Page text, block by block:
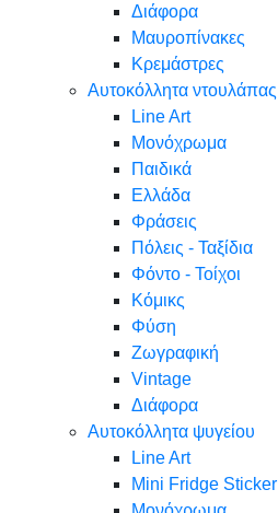
Διάφορα
Μαυροπίνακες
Κρεμάστρες
Αυτοκόλλητα ντουλάπας
Line Art
Μονόχρωμα
Παιδικά
Ελλάδα
Φράσεις
Πόλεις - Ταξίδια
Φόντο - Τοίχοι
Κόμικς
Φύση
Ζωγραφική
Vintage
Διάφορα
Αυτοκόλλητα ψυγείου
Line Art
Mini Fridge Sticker